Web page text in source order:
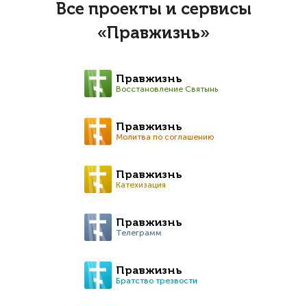
Все проекты и сервисы
«Правжизнь»
Правжизнь
Восстановление Святынь
Правжизнь
Молитва по соглашению
Правжизнь
Катехизация
Правжизнь
Телеграмм
Правжизнь
Братство трезвости